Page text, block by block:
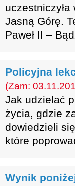
Jasną Górę.
Paweł II –
Policyjna
(Zam:
Jak udzielać
życia, gdzie
dowiedzieli
które
Wynik